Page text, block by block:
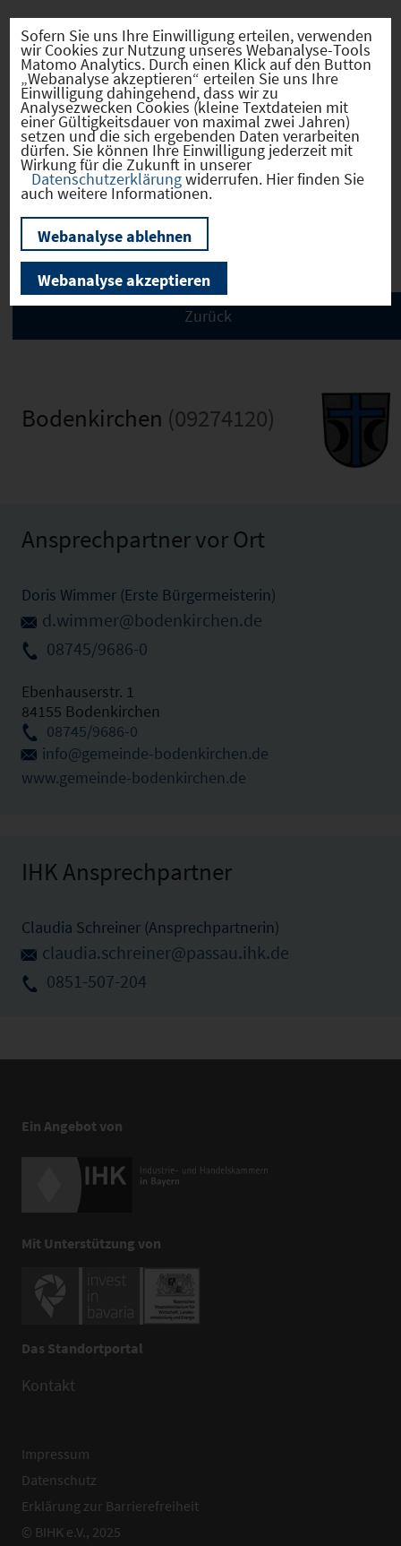
Sozialvers. Beschäftigte
Verkehrsinfrastruktur
Kommunale Infrastruktur
Bodenkirchen (09274120)
Ansprechpartner vor Ort
Doris Wimmer (Erste Bürgermeisterin)
d.wimmer@bodenkirchen.de
08745/9686-0
Ebenhauserstr. 1
84155 Bodenkirchen
08745/9686-0
info@gemeinde-bodenkirchen.de
www.gemeinde-bodenkirchen.de
IHK Ansprechpartner
Claudia Schreiner (Ansprechpartnerin)
claudia.schreiner@passau.ihk.de
0851-507-204
Ein Angebot von
Mit Unterstützung von
Das Standortportal
Kontakt
Impressum
Datenschutz
Erklärung zur Barrierefreiheit
© BIHK e.V., 2025
Sofern Sie uns Ihre Einwilligung erteilen, verwenden
wir Cookies zur Nutzung unseres Webanalyse-Tools
Matomo Analytics. Durch einen Klick auf den Button
„Webanalyse akzeptieren“ erteilen Sie uns Ihre
Einwilligung dahingehend, dass wir zu
Analysezwecken Cookies (kleine Textdateien mit
einer Gültigkeitsdauer von maximal zwei Jahren)
setzen und die sich ergebenden Daten verarbeiten
dürfen. Sie können Ihre Einwilligung jederzeit mit
Wirkung für die Zukunft in unserer
Datenschutzerklärungwiderrufen. Hier finden Sie
auch weitere Informationen.
Webanalyse ablehnen
Webanalyse akzeptieren